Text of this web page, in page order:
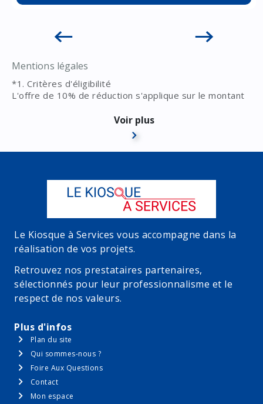
Mentions légales
*1. Critères d'éligibilité
L'offre de 10% de réduction s'applique sur le montant
par les clients ayant accédé à nos services via la
plateforme du partenariat Kiosque à Services. Cette
offre est réservée aux clients Kiosque à Services
identifiés comme ayant utilisé la plateforme pour la
Non-cumul des avantages : cette offre n'est pas
cumulable avec les avantages issus de nos contrats en
cours (y compris, mais sans s'y limiter, les contrats
promotionnelle ou campagne marketing simultanée.
Priorité des offres Kiosque à Services : En cas de
réalisation d'un devis via le Kiosque à Services, l'offre
proposée sur la plateforme prévaudra sur toute autre
Voir plus
Le Kiosque à Services vous accompagne dans la
réalisation de vos projets.
Retrouvez nos prestataires partenaires,
sélectionnés pour leur professionnalisme et le
respect de nos valeurs.
Plus d'infos
Plan du site
Qui sommes-nous ?
Foire Aux Questions
Contact
Mon espace